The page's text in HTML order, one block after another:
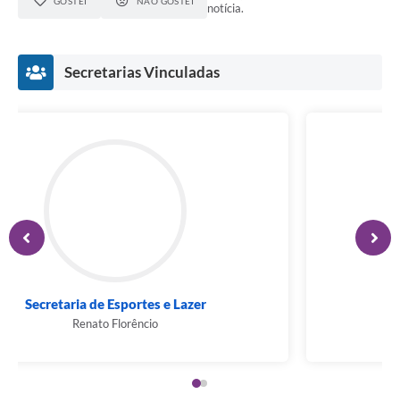
notícia.
Secretarias Vinculadas
Secretaria de Esportes e Lazer
Renato Florêncio